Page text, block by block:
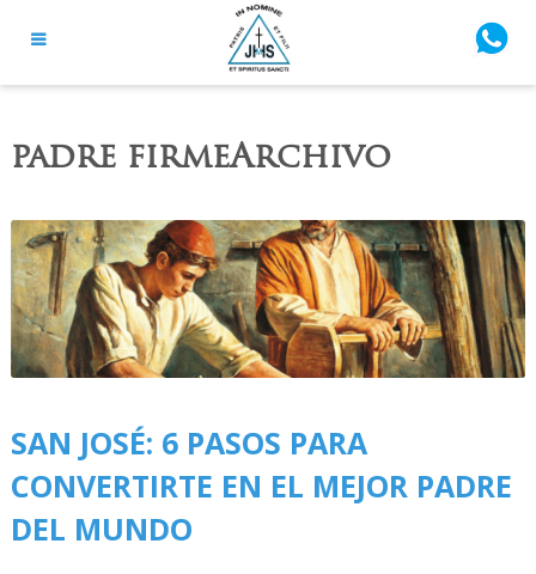
padre firmeArchivo
SAN JOSÉ: 6 PASOS PARA
CONVERTIRTE EN EL MEJOR PADRE
DEL MUNDO